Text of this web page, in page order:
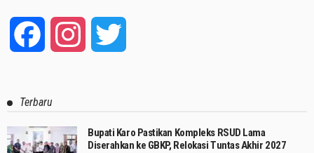
Facebook Instagram
Terbaru
Bupati Karo Pastikan Kompleks RSUD Lama
Diserahkan ke GBKP, Relokasi Tuntas Akhir 2027